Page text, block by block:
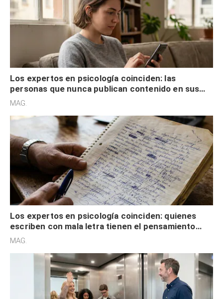
Los expertos en psicología coinciden: las
personas que nunca publican contenido en sus
redes sociales no pretenden buscar validación
MAG.
Los expertos en psicología coinciden: quienes
escriben con mala letra tienen el pensamiento
acelerado y no lo hacen por desinterés
MAG.